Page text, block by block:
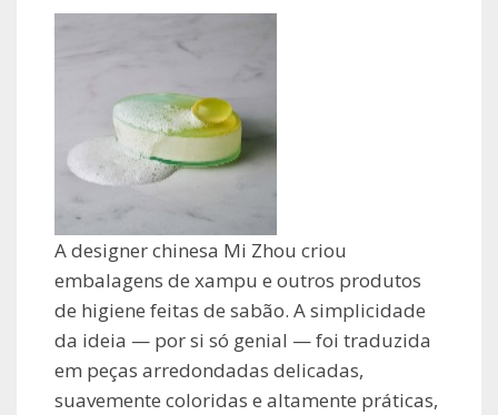
A designer chinesa Mi Zhou criou
embalagens de xampu e outros produtos
de higiene feitas de sabão. A simplicidade
da ideia — por si só genial — foi traduzida
em peças arredondadas delicadas,
suavemente coloridas e altamente práticas,